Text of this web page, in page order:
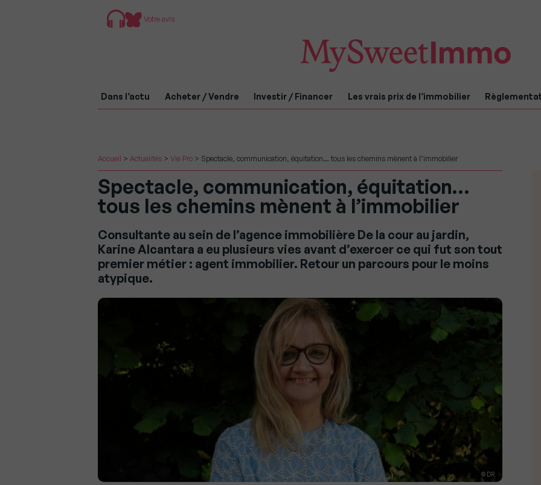
Votre avis
Dans l’actu Acheter / Vendre Investir / Financer Les vrais prix de l’immobilier
Accueil > Actualités > Vie Pro > Spectacle, communication, équitation… tous les chemins mènent à l’immobilier
Spectacle, communication, équitation…
tous les chemins mènent à l’immobilier
Consultante au sein de l’agence immobilière De la cour au jardin,
Karine Alcantara a eu plusieurs vies avant d’exercer ce qui fut son tout
premier métier : agent immobilier. Retour un parcours pour le moins
atypique.
© DR.